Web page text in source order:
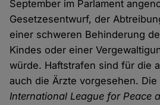
September im Parlament
Gesetzesentwurf, der
einer schweren Behinderung
Kindes oder einer
würde. Haftstrafen sind für die
auch die Ärzte vorgesehen. Die
International League for Peace